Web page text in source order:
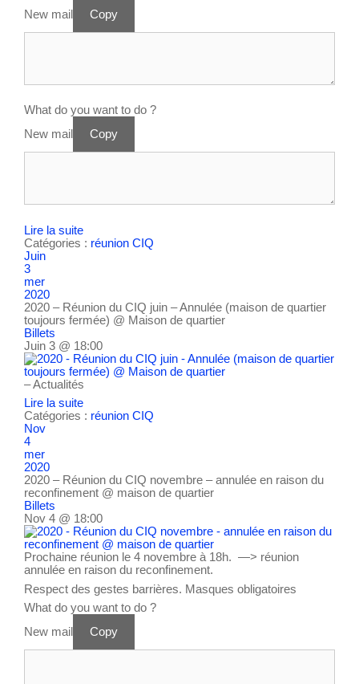
New mail
Copy
What do you want to do ?
New mail
Copy
Lire la suite
Catégories : réunion CIQ
Juin
3
mer
2020
2020 – Réunion du CIQ juin – Annulée (maison de quartier
toujours fermée) @ Maison de quartier
Billets
Juin 3 @ 18:00
– Actualités
Lire la suite
Catégories : réunion CIQ
Nov
4
mer
2020
2020 – Réunion du CIQ novembre – annulée en raison du
reconfinement @ maison de quartier
Billets
Nov 4 @ 18:00
Prochaine réunion le 4 novembre à 18h. —> réunion
annulée en raison du reconfinement.
Respect des gestes barrières. Masques obligatoires
What do you want to do ?
New mail
Copy